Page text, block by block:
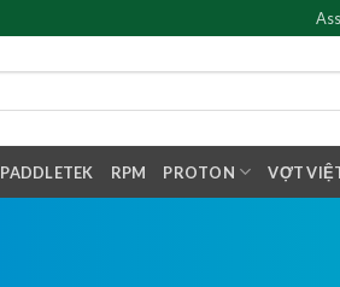
PADDLETEK RPM PROTON VỢT